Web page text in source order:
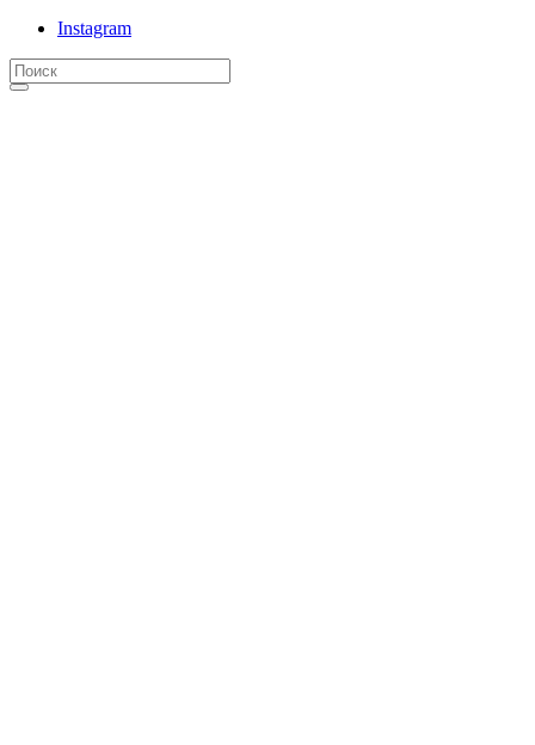
Instagram